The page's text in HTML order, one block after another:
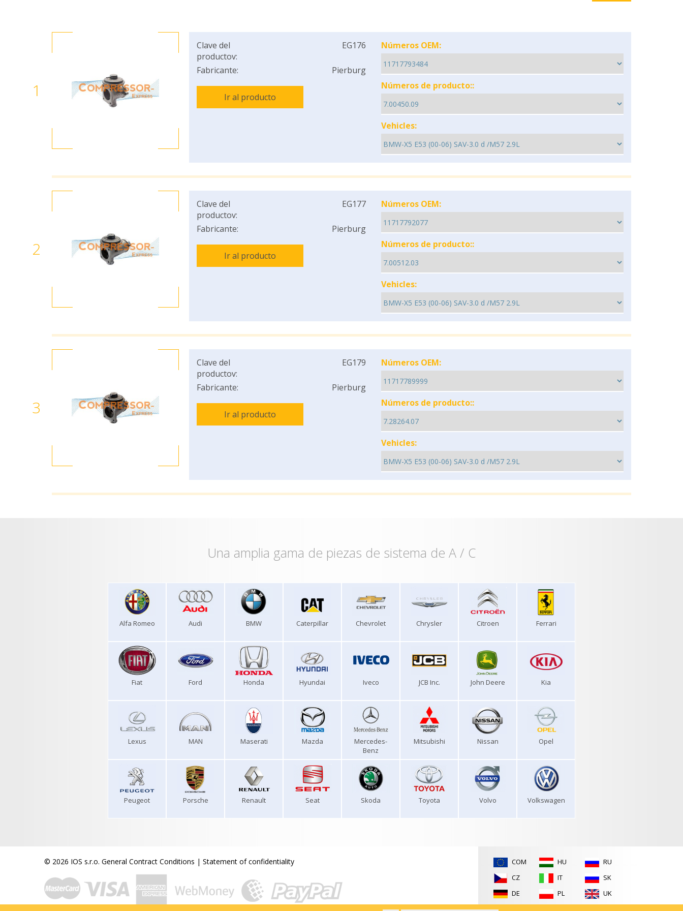
1
Clave del
productov:
EG176
Fabricante: Pierburg
Ir al producto
Números OEM:
Números de producto::
Vehicles:
2
Clave del
productov:
EG177
Fabricante: Pierburg
Ir al producto
Números OEM:
Números de producto::
Vehicles:
3
Clave del
productov:
EG179
Fabricante: Pierburg
Ir al producto
Números OEM:
Números de producto::
Vehicles:
Una amplia gama de piezas de sistema de A / C
Alfa Romeo Audi BMW Caterpillar Chevrolet Chrysler Citroen Ferrari
Fiat Ford Honda Hyundai Iveco JCB Inc. John Deere Kia
Lexus MAN Maserati Mazda
Mercedes-
Benz
Mitsubishi Nissan Opel
Peugeot Porsche Renault Seat Skoda Toyota Volvo Volkswagen
© 2026 IOS s.r.o. General Contract Conditions | Statement of confidentiality
COM
CZ
DE
HU
IT
PL
RU
SK
UK